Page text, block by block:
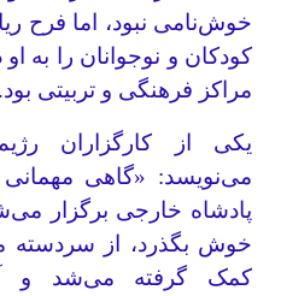
خوش‌نامی نبود، اما فرح
کودکان و نوجوانان را به
مراکز فرهنگی و تربیتی بود.
یکی از کارگزاران
می‌نویسد: «گاهی
پادشاه خارجی برگزار
خوش بگذرد، از سردسته
کمک گرفته می‌شد و